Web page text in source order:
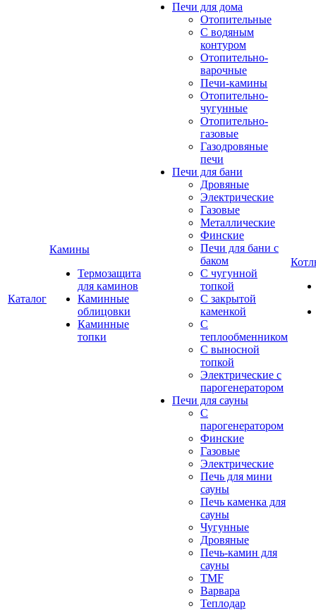
Каталог
Камины
Термозащита
для каминов
Каминные
облицовки
Каминные
топки
Печи для дома
Отопительные
C водяным
контуром
Отопительно-
варочные
Печи-камины
Отопительно-
чугунные
Отопительно-
газовые
Газодровяные
печи
Печи для бани
Дровяные
Электрические
Газовые
Металлические
Финские
Печи для бани с
баком
С чугунной
топкой
С закрытой
каменкой
С
теплообменником
С выносной
топкой
Электрические с
парогенератором
Печи для сауны
С
парогенератором
Финские
Газовые
Электрические
Печь для мини
сауны
Печь каменка для
сауны
Чугунные
Дровяные
Печь-камин для
сауны
TMF
Варвара
Теплодар